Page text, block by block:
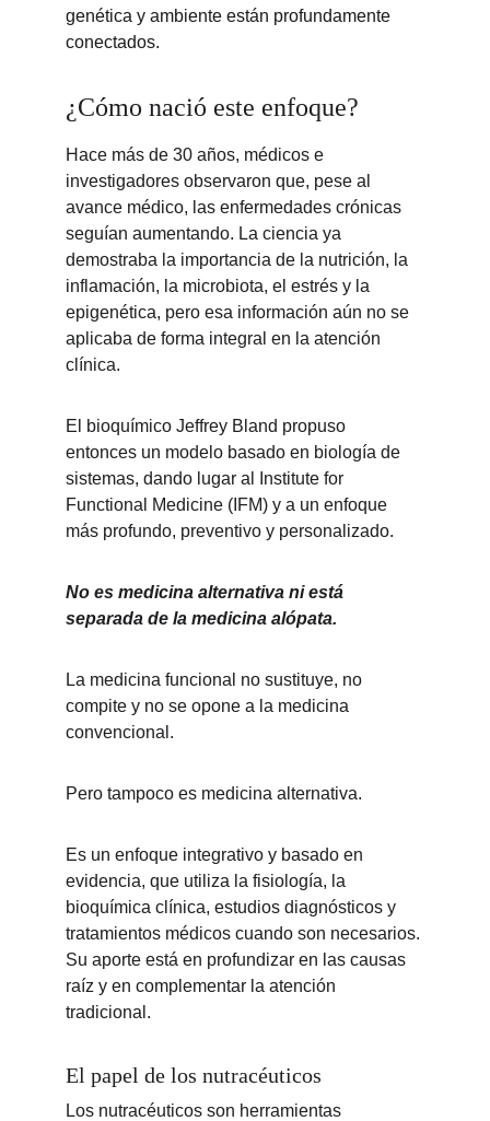
genética y ambiente están profundamente
conectados.
¿Cómo nació este enfoque?
Hace más de 30 años, médicos e
investigadores observaron que, pese al
avance médico, las enfermedades crónicas
seguían aumentando. La ciencia ya
demostraba la importancia de la nutrición, la
inflamación, la microbiota, el estrés y la
epigenética, pero esa información aún no se
aplicaba de forma integral en la atención
clínica.
El bioquímico Jeffrey Bland propuso
entonces un modelo basado en biología de
sistemas, dando lugar al Institute for
Functional Medicine (IFM) y a un enfoque
más profundo, preventivo y personalizado.
No es medicina alternativa ni está
separada de la medicina alópata.
La medicina funcional no sustituye, no
compite y no se opone a la medicina
convencional.
Pero tampoco es medicina alternativa.
Es un enfoque integrativo y basado en
evidencia, que utiliza la fisiología, la
bioquímica clínica, estudios diagnósticos y
tratamientos médicos cuando son necesarios.
Su aporte está en profundizar en las causas
raíz y en complementar la atención
tradicional.
El papel de los nutracéuticos
Los nutracéuticos son herramientas